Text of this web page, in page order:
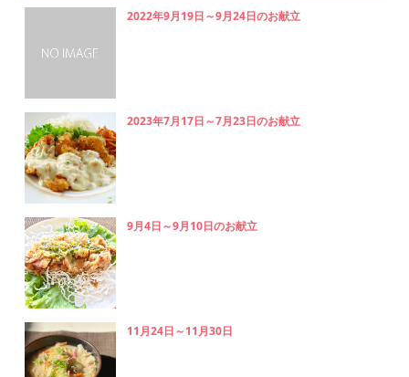
2022年9月19日～9月24日のお献立
2023年7月17日～7月23日のお献立
9月4日～9月10日のお献立
11月24日～11月30日